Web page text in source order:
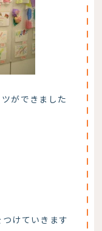
ができました
けていきます